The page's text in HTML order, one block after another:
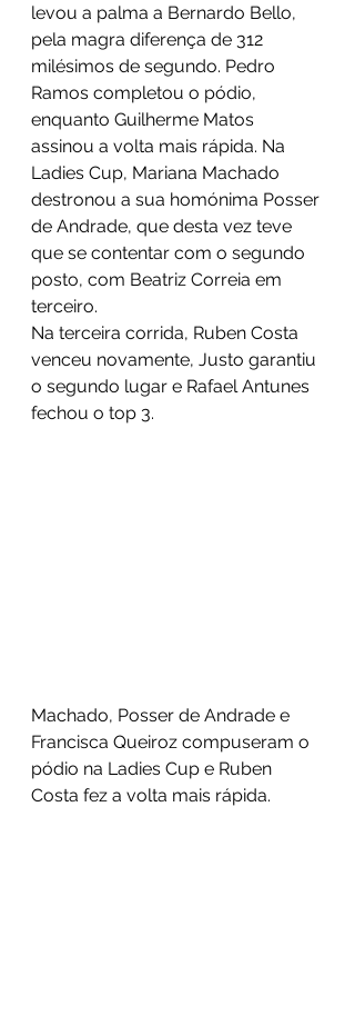
levou a palma a Bernardo Bello,
pela magra diferença de 312
milésimos de segundo. Pedro
Ramos completou o pódio,
enquanto Guilherme Matos
assinou a volta mais rápida. Na
Ladies Cup, Mariana Machado
destronou a sua homónima Posser
de Andrade, que desta vez teve
que se contentar com o segundo
posto, com Beatriz Correia em
terceiro.
Na terceira corrida, Ruben Costa
venceu novamente, Justo garantiu
o segundo lugar e Rafael Antunes
fechou o top 3.
Machado, Posser de Andrade e
Francisca Queiroz compuseram o
pódio na Ladies Cup e Ruben
Costa fez a volta mais rápida.